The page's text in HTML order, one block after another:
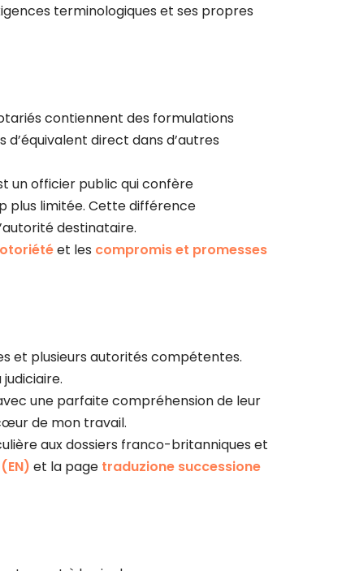
terminologiques et ses propres
contiennent des formulations
direct dans d’autres
un officier public qui confère
plus limitée. Cette différence
destinataire.
et les compromis et promesses
et plusieurs autorités compétentes.
une parfaite compréhension de leur
de mon travail.
aux dossiers franco-britanniques et
et la page traduzione successione